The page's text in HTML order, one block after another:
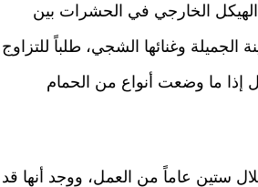
الخارجي في الحشرات بين
الجميلة وغنائها الشجي، طلباً للتزاوج
إذا ما وضعت أنواع من الحمام
ستين عاماً من العمل، ووجد أنها قد